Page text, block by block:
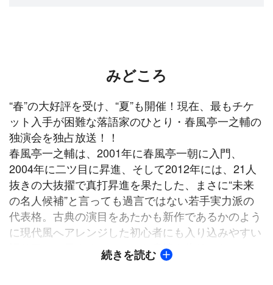
みどころ
“春”の大好評を受け、“夏”も開催！現在、最もチケ
ット入手が困難な落語家のひとり・春風亭一之輔の
独演会を独占放送！！
春風亭一之輔は、2001年に春風亭一朝に入門、
2004年に二ツ目に昇進、そして2012年には、21人
抜きの大抜擢で真打昇進を果たした、まさに“未来
の名人候補”と言っても過言ではない若手実力派の
代表格。古典の演目をあたかも新作であるかのよう
に現代風へアレンジした初心者にも入り込みやすい
語り口。一見するとクールな表情や物腰から、ある
種の“毒”を含んだ強烈な“笑い”が繰り出される芸
続きを読む